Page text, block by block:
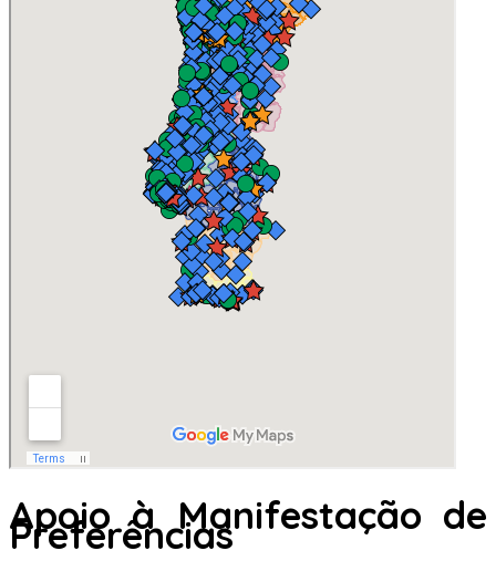
Apoio à Manifestação de
Preferências